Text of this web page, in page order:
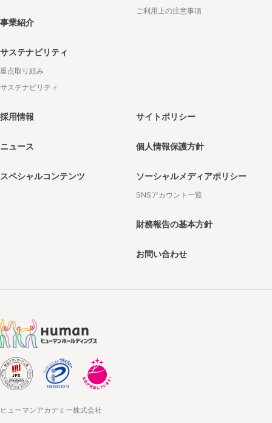
事業紹介
サステナビリティ
重点取り組み
サステナビリティ
ご利用上の注意事項
採用情報
ニュース
スペシャルコンテンツ
サイトポリシー
個人情報保護方針
ソーシャルメディアポリシー
SNSアカウント一覧
財務報告の基本方針
お問い合わせ
ヒューマンアカデミー株式会社